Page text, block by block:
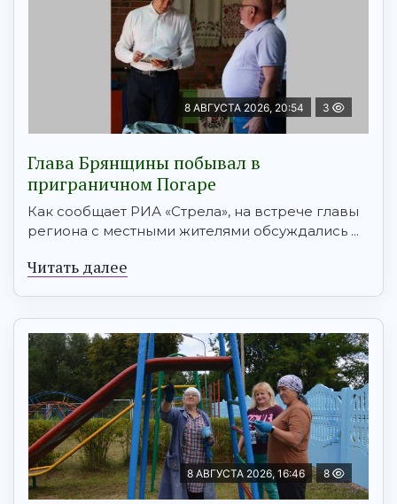
8 АВГУСТА 2026, 20:54 3
Глава Брянщины побывал в
приграничном Погаре
Как сообщает РИА «Стрела», на встрече главы
региона с местными жителями обсуждались ...
Читать далее
8 АВГУСТА 2026, 16:46 8